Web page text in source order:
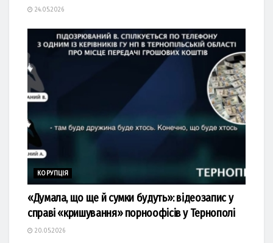
24.05.2026
КОРУПЦІЯ
«Думала, що ще й сумки будуть»: відеозапис у
справі «кришування» порноофісів у Тернополі
20.05.2026